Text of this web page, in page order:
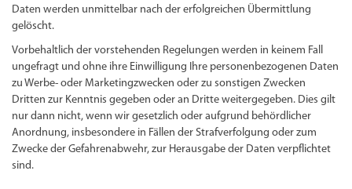
Daten werden unmittelbar nach der erfolgreichen Übermittlung
gelöscht.
Vorbehaltlich der vorstehenden Regelungen werden in keinem Fall
ungefragt und ohne ihre Einwilligung Ihre personenbezogenen Daten
zu Werbe- oder Marketingzwecken oder zu sonstigen Zwecken
Dritten zur Kenntnis gegeben oder an Dritte weitergegeben. Dies gilt
nur dann nicht, wenn wir gesetzlich oder aufgrund behördlicher
Anordnung, insbesondere in Fällen der Strafverfolgung oder zum
Zwecke der Gefahrenabwehr, zur Herausgabe der Daten verpflichtet
sind.